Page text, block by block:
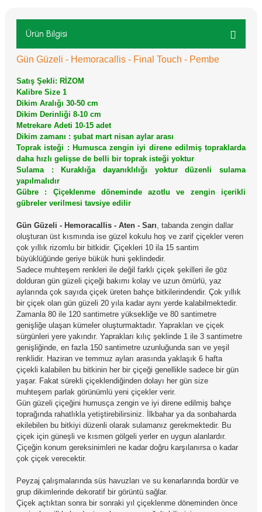
Ürün Bilgisi
Gün Güzeli - Hemoracallis - Final Touch - Pembe
Satış Şekli: RİZOM
Kalibre Size 1
Dikim Aralığı 30-50 cm
Dikim Derinliği 8-10 cm
Metrekare Adeti 10-15 adet
Dikim zamanı : şubat mart nisan aylar arası
Toprak isteği : Humusca zengin iyi direne edilmiş topraklarda
daha hızlı gelişse de belli bir toprak isteği yoktur
Sulama : Kuraklığa dayanıklılığı yoktur düzenli sulama
yapılmalıdır
Gübre : Çiçeklenme döneminde azotlu ve zengin içerikli
gübreler verilmesi tavsiye edilir
Gün Güzeli - Hemoracallis - Aten - Sarı, tabanda zengin dallar
oluşturan üst kısmında ise güzel kokulu hoş ve zarif çiçekler veren
çok yıllık rizomlu bir bitkidir. Çiçekleri 10 ila 15 santim
büyüklüğünde geriye bükük huni şeklindedir.
Sadece muhteşem renkleri ile değil farklı çiçek şekilleri ile göz
dolduran gün güzeli çiçeği bakımı kolay ve uzun ömürlü, yaz
aylarında çok sayıda çiçek üreten bahçe bitkilerindendir. Çok yıllık
bir çiçek olan gün güzeli 20 yıla kadar aynı yerde kalabilmektedir.
Zamanla 80 ile 120 santimetre yüksekliğe ve 80 santimetre
genişliğe ulaşan kümeler oluşturmaktadır. Yaprakları ve çiçek
sürgünleri yere yakındır. Yaprakları kılıç şeklinde 1 ile 3 santimetre
genişliğinde, en fazla 150 santimetre uzunluğunda sarı ve yeşil
renklidir. Haziran ve temmuz ayları arasında yaklaşık 6 hafta
çiçekli kalabilen bu bitkinin her bir çiçeği genellikle sadece bir gün
yaşar. Fakat sürekli çiçeklendiğinden dolayı her gün size
muhteşem parlak görünümlü yeni çiçekler verir.
Gün güzeli çiçeğini humusça zengin ve iyi direne edilmiş bahçe
toprağında rahatlıkla yetiştirebilirsiniz. İlkbahar ya da sonbaharda
ekilebilen bu bitkiyi düzenli olarak sulamanız gerekmektedir. Bu
çiçek için güneşli ve kısmen gölgeli yerler en uygun alanlardır.
Çiçeğin konum gereksinimleri ne kadar doğru karşılanırsa o kadar
çok çiçek verecektir.
Peyzaj çalışmalarında süs havuzları ve su kenarlarında bordür ve
grup dikimlerinde dekoratif bir görüntü sağlar.
Çiçek açtıktan sonra bir sonraki yıl çiçeklenme döneminden önce